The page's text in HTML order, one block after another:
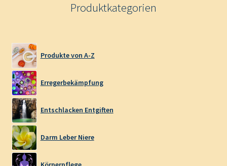
Produktkategorien
Produkte von A-Z
Erregerbekämpfung
Entschlacken Entgiften
Darm Leber Niere